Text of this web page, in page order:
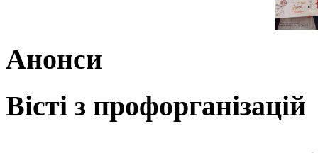
Анонси
Вісті з профорганізацій